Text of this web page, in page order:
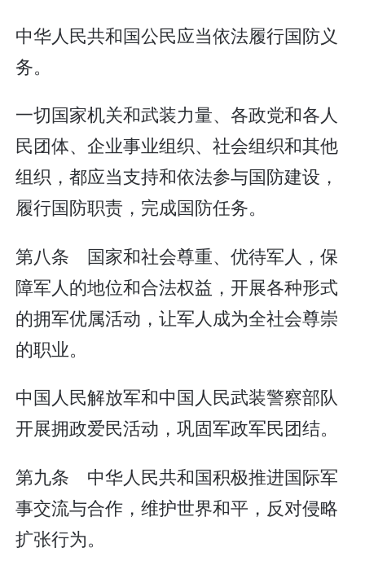
中华人民共和国公民应当依法履行国防义
务。
一切国家机关和武装力量、各政党和各人
民团体、企业事业组织、社会组织和其他
组织，都应当支持和依法参与国防建设，
履行国防职责，完成国防任务。
第八条 国家和社会尊重、优待军人，保
障军人的地位和合法权益，开展各种形式
的拥军优属活动，让军人成为全社会尊崇
的职业。
中国人民解放军和中国人民武装警察部队
开展拥政爱民活动，巩固军政军民团结。
第九条 中华人民共和国积极推进国际军
事交流与合作，维护世界和平，反对侵略
扩张行为。